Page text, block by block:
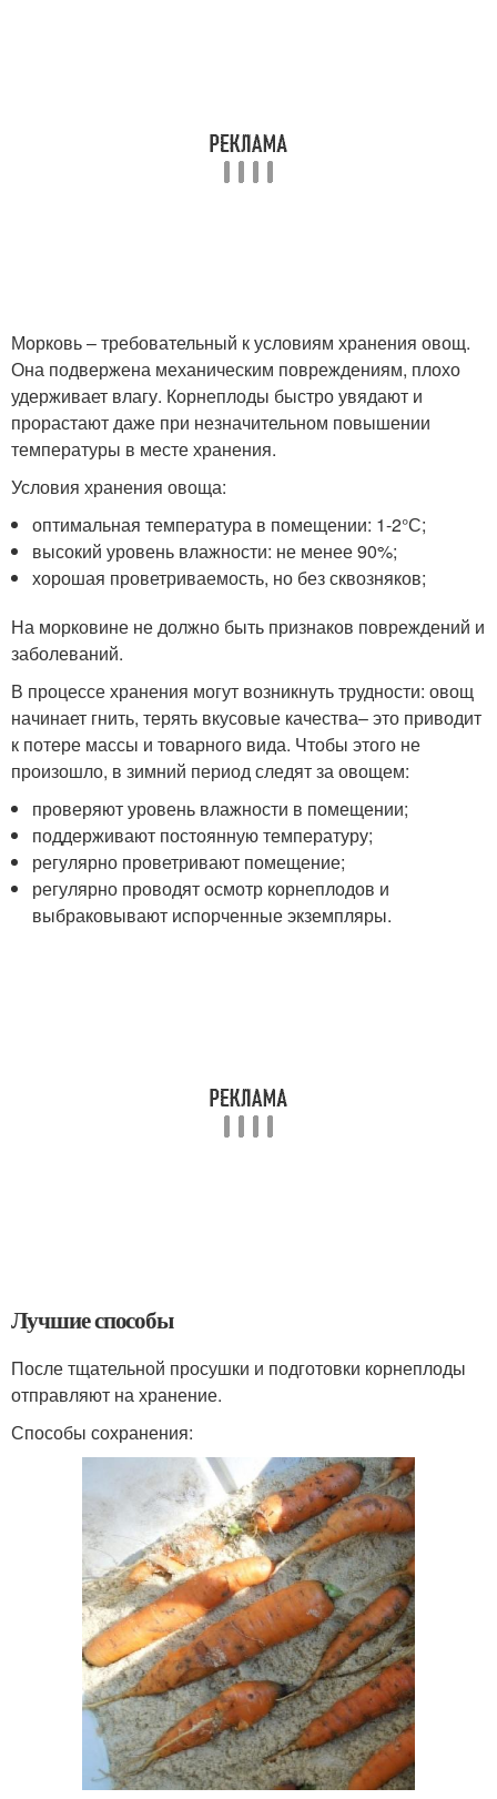
Морковь – требовательный к условиям хранения овощ.
Она подвержена механическим повреждениям, плохо
удерживает влагу. Корнеплоды быстро увядают и
прорастают даже при незначительном повышении
температуры в месте хранения.
Условия хранения овоща:
оптимальная температура в помещении: 1-2°С;
высокий уровень влажности: не менее 90%;
хорошая проветриваемость, но без сквозняков;
На морковине не должно быть признаков повреждений и
заболеваний.
В процессе хранения могут возникнуть трудности: овощ
начинает гнить, терять вкусовые качества– это приводит
к потере массы и товарного вида. Чтобы этого не
произошло, в зимний период следят за овощем:
проверяют уровень влажности в помещении;
поддерживают постоянную температуру;
регулярно проветривают помещение;
регулярно проводят осмотр корнеплодов и
выбраковывают испорченные экземпляры.
Лучшие способы
После тщательной просушки и подготовки корнеплоды
отправляют на хранение.
Способы сохранения: